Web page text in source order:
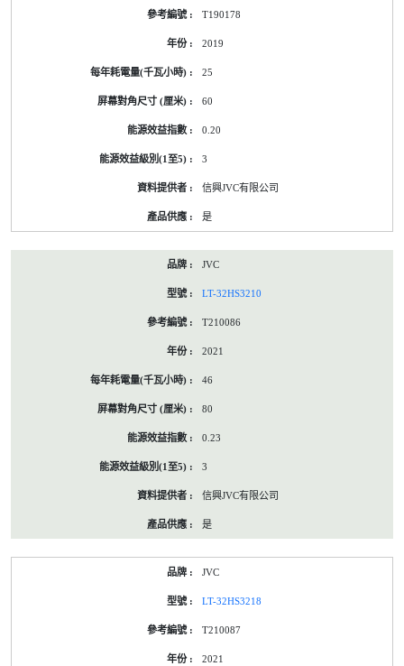
T190178
2019
25
60
0.20
3
信興JVC有限公司
是
JVC
LT-32HS3210
T210086
2021
46
80
0.23
3
信興JVC有限公司
是
JVC
LT-32HS3218
T210087
2021